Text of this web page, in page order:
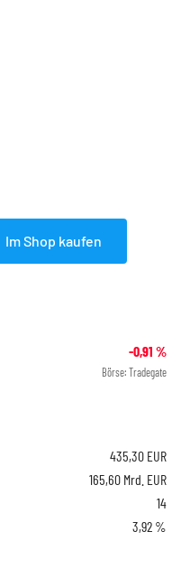
Im Shop kaufen
-0,91 %
Börse: Tradegate
435,30 EUR
165,60 Mrd. EUR
14
3,92 %